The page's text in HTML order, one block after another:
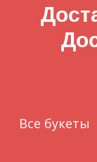
Все букеты